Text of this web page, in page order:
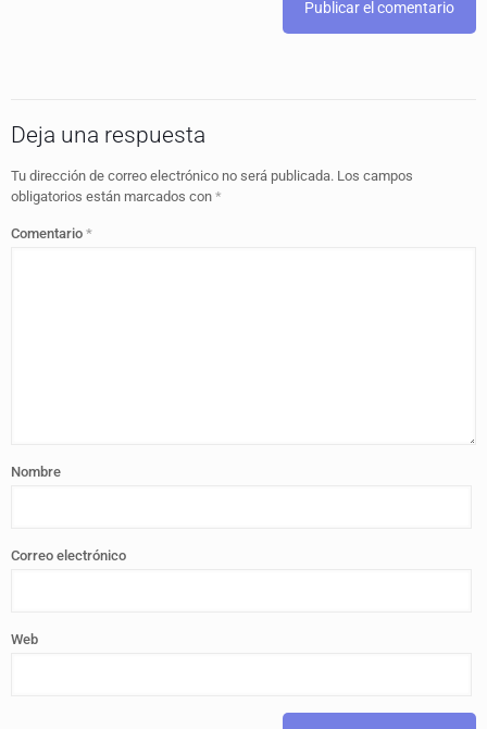
Deja una respuesta
Tu dirección de correo electrónico no será publicada. Los campos
obligatorios están marcados con *
Comentario *
Nombre
Correo electrónico
Web